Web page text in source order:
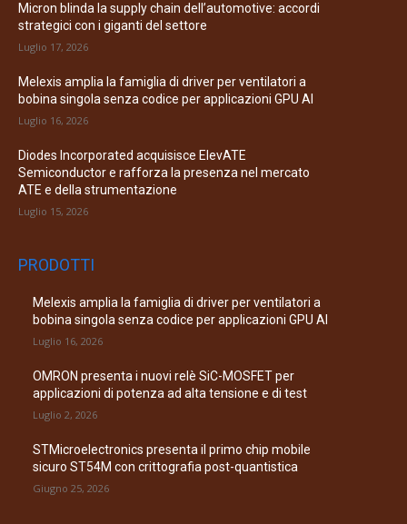
Micron blinda la supply chain dell’automotive: accordi
strategici con i giganti del settore
Luglio 17, 2026
Melexis amplia la famiglia di driver per ventilatori a
bobina singola senza codice per applicazioni GPU AI
Luglio 16, 2026
Diodes Incorporated acquisisce ElevATE
Semiconductor e rafforza la presenza nel mercato
ATE e della strumentazione
Luglio 15, 2026
PRODOTTI
Melexis amplia la famiglia di driver per ventilatori a
bobina singola senza codice per applicazioni GPU AI
Luglio 16, 2026
OMRON presenta i nuovi relè SiC-MOSFET per
applicazioni di potenza ad alta tensione e di test
Luglio 2, 2026
STMicroelectronics presenta il primo chip mobile
sicuro ST54M con crittografia post-quantistica
Giugno 25, 2026